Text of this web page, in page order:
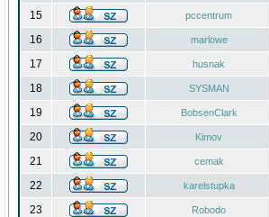
15 pccentrum
16 marlowe
17 husnak
18 SYSMAN
19 BobsenClark
20 Kimov
21 cemak
22 karelstupka
23 Robodo